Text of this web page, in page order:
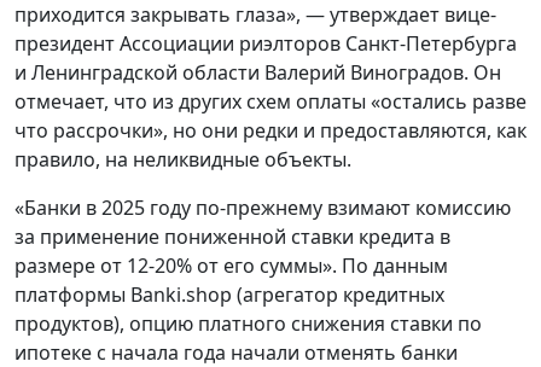
приходится закрывать глаза», — утверждает вице-
президент Ассоциации риэлторов Санкт-Петербурга
и Ленинградской области Валерий Виноградов. Он
отмечает, что из других схем оплаты «остались разве
что рассрочки», но они редки и предоставляются, как
правило, на неликвидные объекты.
«Банки в 2025 году по-прежнему взимают комиссию
за применение пониженной ставки кредита в
размере от 12-20% от его суммы». По данным
платформы Banki.shop (агрегатор кредитных
продуктов), опцию платного снижения ставки по
ипотеке с начала года начали отменять банки